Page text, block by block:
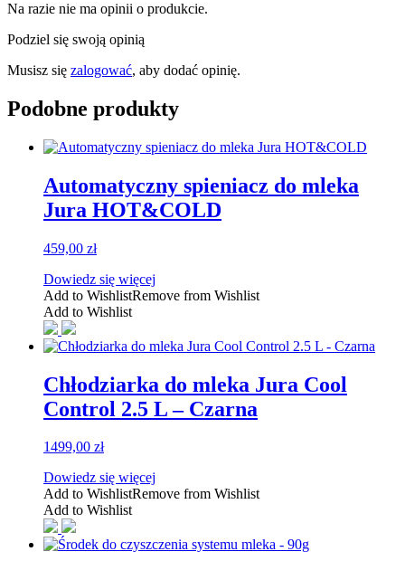
Na razie nie ma opinii o produkcie.
Podziel się swoją opinią
Musisz się zalogować, aby dodać opinię.
Podobne produkty
Automatyczny spieniacz do mleka
Jura HOT&COLD
459,00 zł
Dowiedz się więcej
Add to WishlistRemove from Wishlist
Add to Wishlist
Chłodziarka do mleka Jura Cool
Control 2.5 L – Czarna
1499,00 zł
Dowiedz się więcej
Add to WishlistRemove from Wishlist
Add to Wishlist